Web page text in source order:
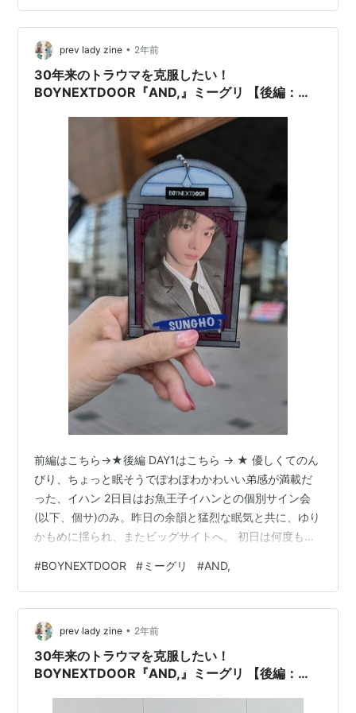
得るためには、**KCON EXPRESSチケット（11,200円）
**が必要。 ▶ 合計：21,420円 内容：CRAVITYによる30
分間のダンス、ゲーム…
prev lady zine • 2年前
30年来のトラウマを克服したい！
BOYNEXTDOOR『AND,』ミーグリ 【後編：
前編はこちら→★後編 DAY1はこちら → ★ 優しくてのん
びり、ちょっと眠そうでぽわぽわかわいい弟感が満載だ
った、イハン 2日目はお魚王子イハンとの個別サイン会
(以下、個サ)のみ。昨日の余韻と猛烈な眠気と共に、ゆり
かもめに揺られ、またビッグサイトへ。 初日は何度も色
サはあえてノープランでいこうかなと思ってました。個
サはメンバーがサインを書いている時間があるので、個
別握手会ほどトークをしている時間はないだろうと思っ
たのもあるし、なんかイハンとは逆にあんまり話さず無
言になってものんびりまったりした空気感を楽しみたか
ったし、何よりあの顔面を目の前で…
#BOYNEXTDOOR #ミーグリ #AND,
prev lady zine • 2年前
30年来のトラウマを克服したい！
BOYNEXTDOOR『AND,』ミーグリ 【後編：